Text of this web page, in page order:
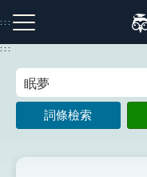
到
主
:::
注音索引圖示 筆
:::
詞條檢索